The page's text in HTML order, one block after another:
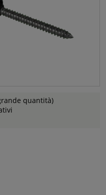
quantità)